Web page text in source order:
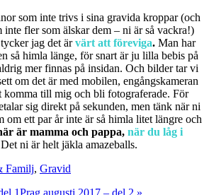
som inte trivs i sina gravida kroppar (och
inte fler som älskar dem – ni är så vackra!)
jag det ärvärt att föreviga. Man har
så himla länge, för snart är ju lilla bebis på
mer finnas på insidan. Och bilder tar vi
om det är med mobilen, engångskameran
komma till mig och bli fotograferade. För
sig direkt på sekunden, men tänk när ni
om ett par år inte är så himla litet längre och
är mamma och pappa, när du låg i
Det ni är helt jäkla amazeballs.
Familj, Gravid
1Prag augusti 2017 – del 2 »